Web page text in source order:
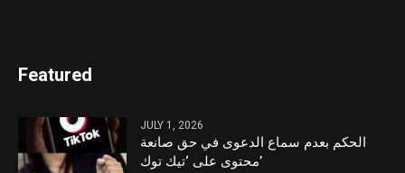
Featured
JULY 1, 2026
الحكم بعدم سماع الدعوى في حق صانعة
محتوى على ‘تيك توك’